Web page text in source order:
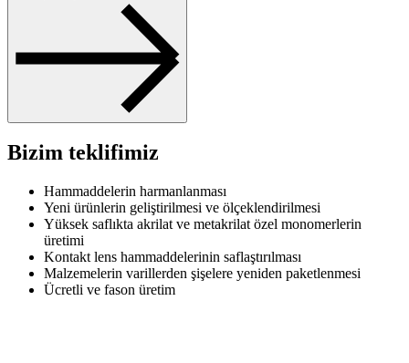
Bizim teklifimiz
Hammaddelerin harmanlanması
Yeni ürünlerin geliştirilmesi ve ölçeklendirilmesi
Yüksek saflıkta akrilat ve metakrilat özel monomerlerin
üretimi
Kontakt lens hammaddelerinin saflaştırılması
Malzemelerin varillerden şişelere yeniden paketlenmesi
Ücretli ve fason üretim